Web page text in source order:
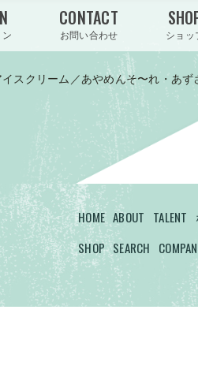
CONTACT
お問い合わせ ショッ
スクリーム／あやめんそ〜れ・あず
HOME ABOUT TALENT
SHOP SEARCH